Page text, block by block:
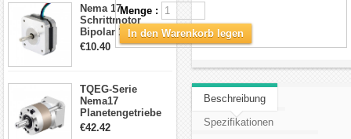
Nema 17
Schrittmotor
Bipolar 1.8 Grad
8.7Ncm 1A 3.5V 4
€10.40
TQEG-Serie
Nema17
Planetengetriebe
10:1 Spiel 15Arc-
€42.42
Menge :
In den Warenkorb legen
Beschreibung
Spezifikationen